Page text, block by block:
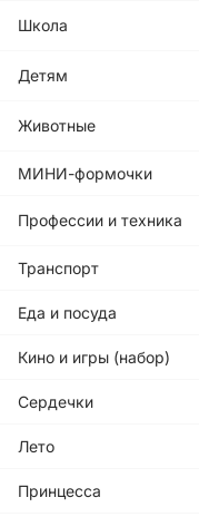
Школа
Детям
Животные
МИНИ-формочки
Профессии и техника
Транспорт
Еда и посуда
Кино и игры (набор)
Сердечки
Лето
Принцесса